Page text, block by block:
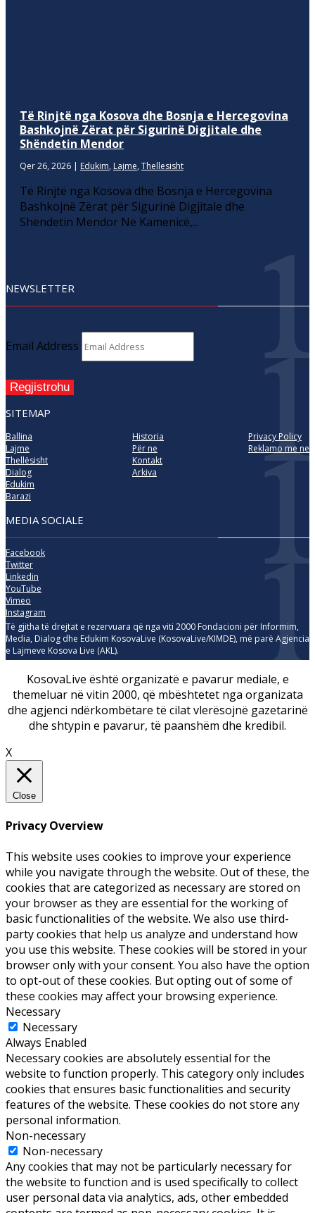
Të Rinjtë nga Kosova dhe Bosnja e Hercegovina
Bashkojnë Zërat për Sigurinë Digjitale dhe
Shëndetin Mendor
Qer 26, 2026 | Edukim, Lajme, Thellesisht
Të Rinjtë nga Kosova dhe Bosnja e Hercegovina
Bashkojnë Zërat për Sigurinë Digjitale dhe
Shëndetin Mendor Në Kamenicë,...
NEWSLETTER
Email Address
Regjistrohu
SITEMAP
Ballina
Lajme
Thellësisht
Dialog
Edukim
Barazi
Historia
Për ne
Kontakt
Arkiva
Privacy Policy
Reklamo me ne
MEDIA SOCIALE
Facebook
Twitter
Linkedin
YouTube
Vimeo
Instagram
Të gjitha të drejtat e rezervuara që nga viti 2000 Fondacioni për Informim,
Media, Dialog dhe Edukim KosovaLive (KosovaLive/KIMDE), më parë Agjencia
e Lajmeve Kosova Live (AKL).
KosovaLive është organizatë e pavarur mediale, e
themeluar në vitin 2000, që mbështetet nga organizata
dhe agjenci ndërkombëtare të cilat vlerësojnë gazetarinë
dhe shtypin e pavarur, të paanshëm dhe kredibil.
X
Close
Privacy Overview
This website uses cookies to improve your experience
while you navigate through the website. Out of these, the
cookies that are categorized as necessary are stored on
your browser as they are essential for the working of
basic functionalities of the website. We also use third-
party cookies that help us analyze and understand how
you use this website. These cookies will be stored in your
browser only with your consent. You also have the option
to opt-out of these cookies. But opting out of some of
these cookies may affect your browsing experience.
Necessary
Necessary
Always Enabled
Necessary cookies are absolutely essential for the
website to function properly. This category only includes
cookies that ensures basic functionalities and security
features of the website. These cookies do not store any
personal information.
Non-necessary
Non-necessary
Any cookies that may not be particularly necessary for
the website to function and is used specifically to collect
user personal data via analytics, ads, other embedded